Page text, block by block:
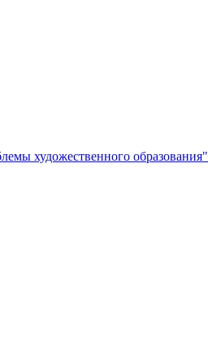
художественного образования"